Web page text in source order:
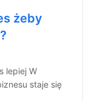
żeby
lepiej W
staje się